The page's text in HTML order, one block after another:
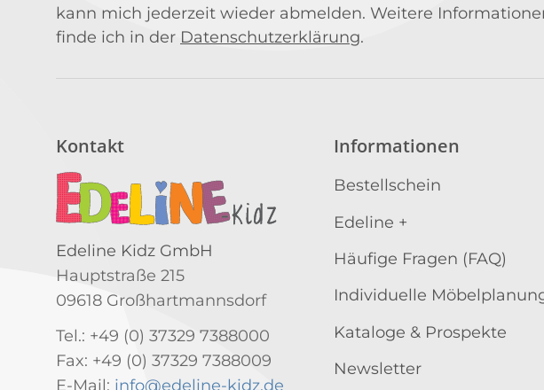
kann mich jederzeit wieder abmelden. Weitere
finde ich in der Datenschutzerklärung.
Kontakt
Edeline Kidz GmbH
Hauptstraße 215
09618 Großhartmannsdorf
Tel.: +49 (0) 37329 7388000
Fax: +49 (0) 37329 7388009
E-Mail: info@edeline-kidz.de
Informationen
Bestellschein
Edeline +
Häufige Fragen (FAQ)
Individuelle
Kataloge & Prospekte
Newsletter